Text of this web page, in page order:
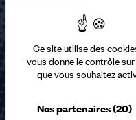
Ce site utilise des
vous donne le contrôle
que vous souhaitez
Nos partenaires(20)
Recevez